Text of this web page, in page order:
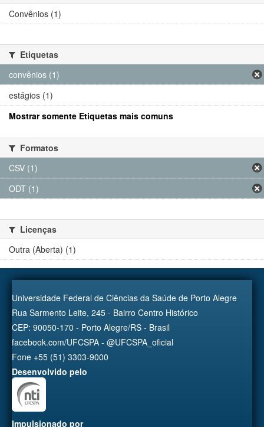
Convênios (1)
Etiquetas
convênios (1)
estágios (1)
Mostrar somente Etiquetas mais comuns
Formatos
CSV (1)
ODT (1)
Licenças
Outra (Aberta) (1)
Universidade Federal de Ciências da Saúde de Porto Alegre
Rua Sarmento Leite, 245 - Bairro Centro Histórico
CEP: 90050-170 - Porto Alegre/RS - Brasil
facebook.com/UFCSPA - @UFCSPA_oficial
Fone +55 (51) 3303-9000
Desenvolvido pelo
Impulsionado por